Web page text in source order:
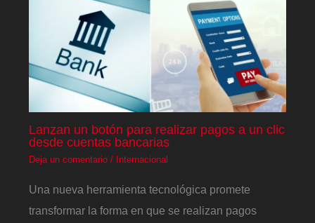
Lanzan un botón para realizar pagos a un clic
desde cuentas bancarias
Deja un comentario / Internacional
Una nueva herramienta tecnológica promete
transformar la forma en que se realizan pagos